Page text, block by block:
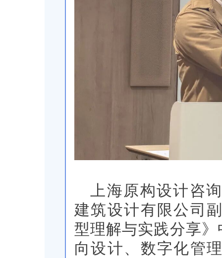
上海原构设计咨
建筑设计有限公司
型理解与实践分享
向设计、数字化管